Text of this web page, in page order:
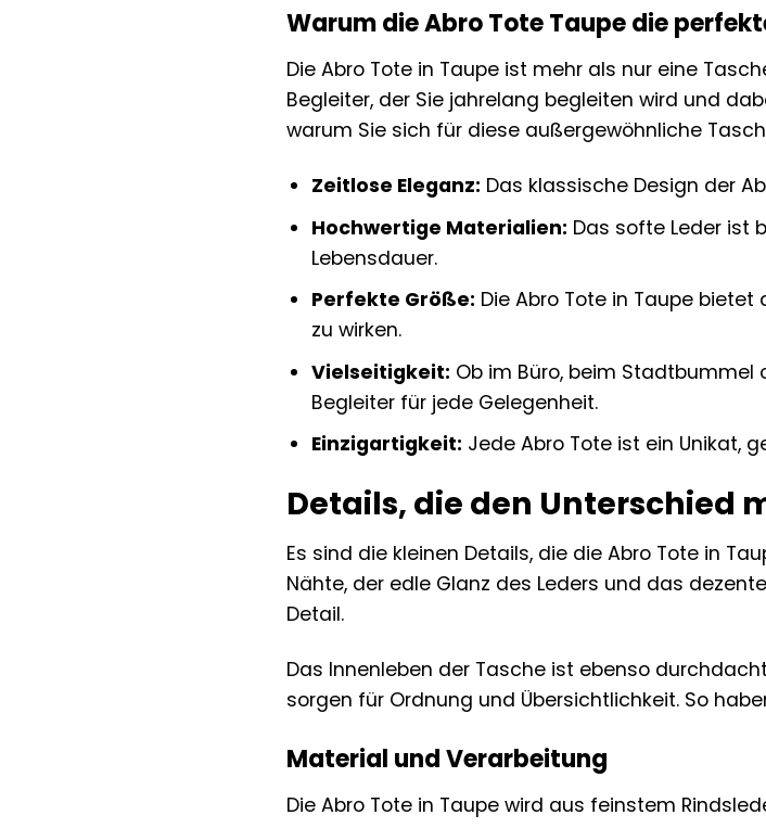
Warum die Abro Tote Taupe die
Die Abro Tote in Taupe ist mehr als nur eine
Begleiter, der Sie jahrelang begleiten wird und
warum Sie sich für diese außergewöhnliche
Zeitlose Eleganz: Das klassische Design der
Hochwertige Materialien: Das softe Leder ist
Lebensdauer.
Perfekte Größe: Die Abro Tote in Taupe
zu wirken.
Vielseitigkeit: Ob im Büro, beim Stadtbummel
Begleiter für jede Gelegenheit.
Einzigartigkeit: Jede Abro Tote ist ein Unikat,
Details, die den Unterschied
Es sind die kleinen Details, die die Abro Tote in
Nähte, der edle Glanz des Leders und das
Detail.
Das Innenleben der Tasche ist ebenso
sorgen für Ordnung und Übersichtlichkeit. So
Material und Verarbeitung
Die Abro Tote in Taupe wird aus feinstem